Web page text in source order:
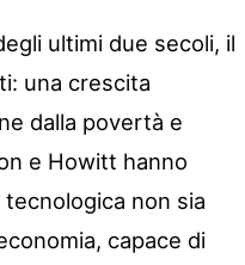
ultimi due secoli, il
una crescita
dalla povertà e
e Howitt hanno
non sia
capace di